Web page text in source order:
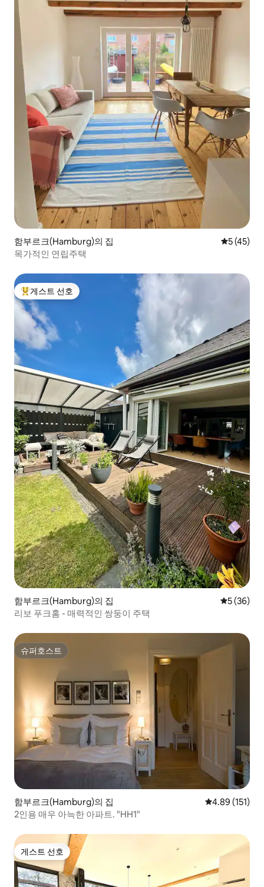
함부르크(Hamburg)의 집 평점 5점
5 (45)
목가적인 연립주택
상위 게스트 선호
게스트 선호
함부르크(Hamburg)의 집 평점 5점(5
5 (36)
리보 푸크홈 - 매력적인 쌍둥이 주택
슈퍼호스트
슈퍼호스트
함부르크(Hamburg)의 집 평점 4.89점(5
4.89 (151)
2인용 매우 아늑한 아파트. "HH1"
게스트 선호
게스트 선호